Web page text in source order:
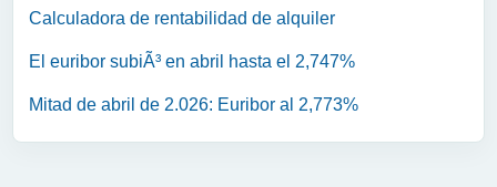
Calculadora de rentabilidad de alquiler
El euribor subiÃ³ en abril hasta el 2,747%
Mitad de abril de 2.026: Euribor al 2,773%